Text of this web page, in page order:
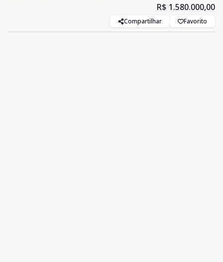
R$ 1.580.000,00
Compartilhar Favorito